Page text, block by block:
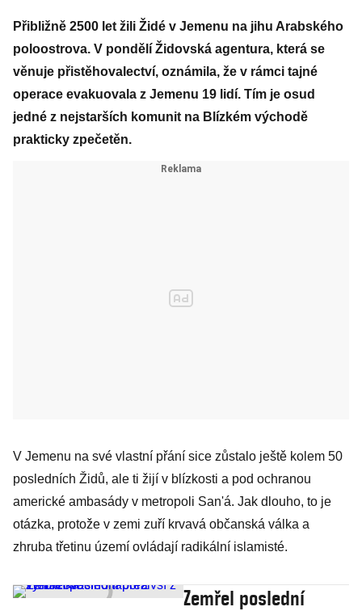
Přibližně 2500 let žili Židé v Jemenu na jihu Arabského
poloostrova. V pondělí Židovská agentura, která se
věnuje přistěhovalectví, oznámila, že v rámci tajné
operace evakuovala z Jemenu 19 lidí. Tím je osud
jedné z nejstarších komunit na Blízkém východě
prakticky zpečetěn.
V Jemenu na své vlastní přání sice zůstalo ještě kolem 50
posledních Židů, ale ti žijí v blízkosti a pod ochranou
americké ambasády v metropoli San'á. Jak dlouho, to je
otázka, protože v zemi zuří krvavá občanská válka a
zhruba třetinu území ovládají radikální islamisté.
Zemřel poslední